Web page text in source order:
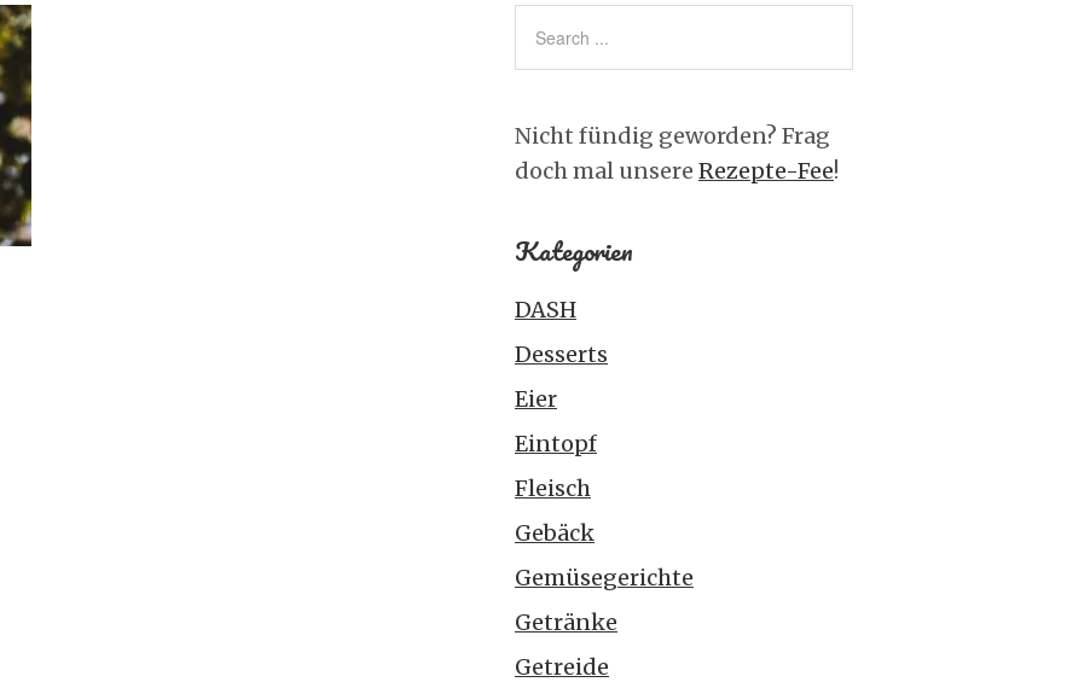
Nicht fündig geworden? Frag
doch mal unsere Rezepte-Fee!
Kategorien
DASH
Desserts
Eier
Eintopf
Fleisch
Gebäck
Gemüsegerichte
Getränke
Getreide